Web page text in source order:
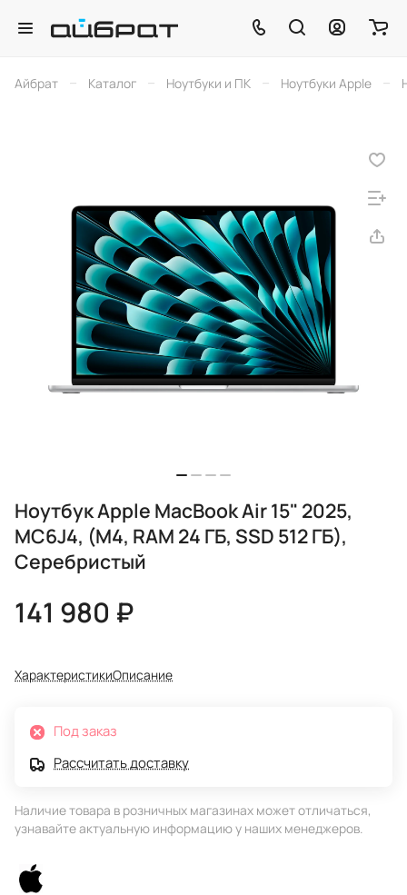
Айбрат – Каталог – Ноутбуки и ПК – Ноутбуки Apple –
Ноутбук Apple MacBook Air 15" 2025,
MC6J4, (M4, RAM 24 ГБ, SSD 512 ГБ),
Серебристый
141 980 ₽
ХарактеристикиОписание
Под заказ
Рассчитать доставку
Наличие товара в розничных магазинах может отличаться,
узнавайте актуальную информацию у наших менеджеров.